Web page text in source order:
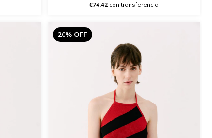
€74,42 con transferencia
20% OFF